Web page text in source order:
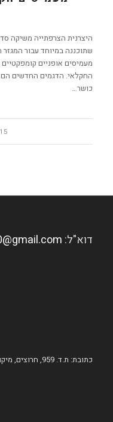
היצרנית הצרפתייה משיקה
מעמיסים אופניים
כושר…
15 בספטמבר 2024
דוא"ל:
כתובת: ת.ד. 959, חרוצים, מיקוד 60917